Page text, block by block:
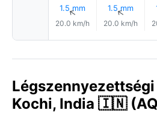
1.5 mm
↑
20.0 km/h
1.5 mm
↑
20.0 km/h
Kochi, India 🇮🇳